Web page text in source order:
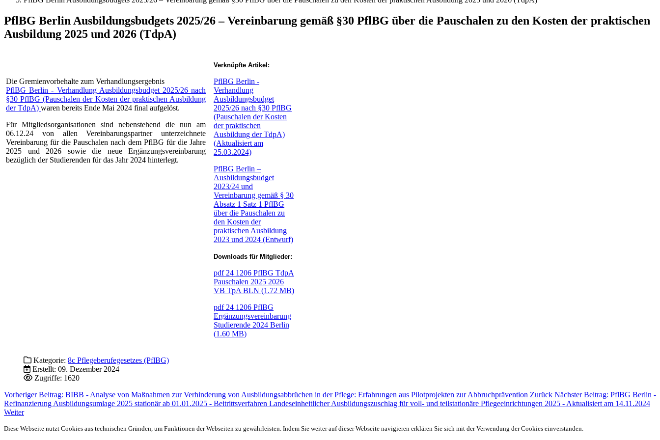
PflBG Berlin Ausbildungsbudgets 2025/26 – Vereinbarung gemäß §30 PflBG über die Pauschalen zu den Kosten der praktischen
Ausbildung 2025 und 2026 (TdpA)
Die Gremienvorbehalte zum Verhandlungsergebnis
PflBG Berlin - Verhandlung Ausbildungsbudget 2025/26 nach
§30 PflBG (Pauschalen der Kosten der praktischen Ausbildung
der TdpA) waren bereits Ende Mai 2024 final aufgelöst.
Für Mitgliedsorganisationen sind nebenstehend die nun am
06.12.24 von allen Vereinbarungspartner unterzeichnete
Vereinbarung für die Pauschalen nach dem PflBG für die Jahre
2025 und 2026 sowie die neue Ergänzungsvereinbarung
bezüglich der Studierenden für das Jahr 2024 hinterlegt.
Verknüpfte Artikel:
PflBG Berlin -
Verhandlung
Ausbildungsbudget
2025/26 nach §30 PflBG
(Pauschalen der Kosten
der praktischen
Ausbildung der TdpA)
(Aktualisiert am
25.03.2024)
PflBG Berlin –
Ausbildungsbudget
2023/24 und
Vereinbarung gemäß § 30
Absatz 1 Satz 1 PflBG
über die Pauschalen zu
den Kosten der
praktischen Ausbildung
2023 und 2024 (Entwurf)
Downloads für Mitglieder:
pdf24 1206 PflBG TdpA
Pauschalen 2025 2026
VB TpA BLN (1.72 MB)
pdf24 1206 PflBG
Ergänzungsvereinbarung
Studierende 2024 Berlin
(1.60 MB)
Kategorie: 8c Pflegeberufegesetzes (PflBG)
Erstellt: 09. Dezember 2024
Zugriffe: 1620
Vorheriger Beitrag: BIBB - Analyse von Maßnahmen zur Verhinderung von Ausbildungsabbrüchen in der Pflege: Erfahrungen aus Pilotprojekten zur Abbruchprävention Zurück Nächster Beitrag: PflBG Berlin -
Refinanzierung Ausbildungsumlage 2025 stationär ab 01.01.2025 - Beitrittsverfahren Landeseinheitlicher Ausbildungszuschlag für voll- und teilstationäre Pflegeeinrichtungen 2025 - Aktualisiert am 14.11.2024
Weiter
Diese Webseite nutzt Cookies aus technischen Gründen, um Funktionen der Webseiten zu gewährleisten. Indem Sie weiter auf dieser Webseite navigieren erklären Sie sich mit der Verwendung der Cookies einverstanden.